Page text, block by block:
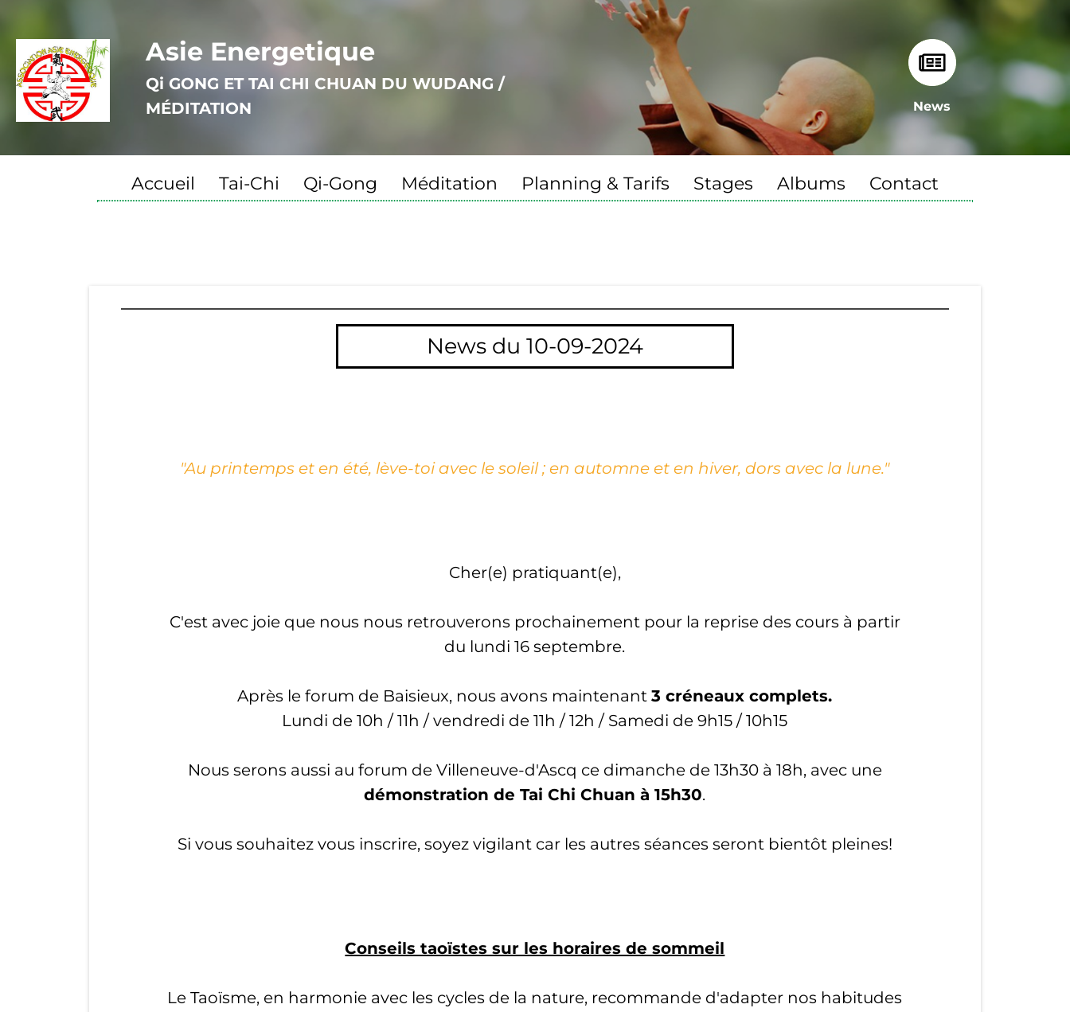
Asie Energetique
Qi GONG ET TAI CHI CHUAN DU WUDANG /
MÉDITATION
News
Accueil Tai-Chi Qi-Gong Méditation Planning & Tarifs Stages Albums Contact
News du 10-09-2024
"Au printemps et en été, lève-toi avec le soleil ; en automne et en hiver, dors avec la lune."
Cher(e) pratiquant(e),
C'est avec joie que nous nous retrouverons prochainement pour la reprise des cours à partir
du lundi 16 septembre.
Après le forum de Baisieux, nous avons maintenant3 créneaux complets.
Lundi de 10h / 11h / vendredi de 11h / 12h / Samedi de 9h15 / 10h15
Nous serons aussi au forum de Villeneuve-d'Ascq ce dimanche de 13h30 à 18h, avec une
démonstration de Tai Chi Chuan à 15h30.
Si vous souhaitez vous inscrire, soyez vigilant car les autres séances seront bientôt pleines!
Conseils taoïstes sur les horaires de sommeil
Le Taoïsme, en harmonie avec les cycles de la nature, recommande d'adapter nos habitudes